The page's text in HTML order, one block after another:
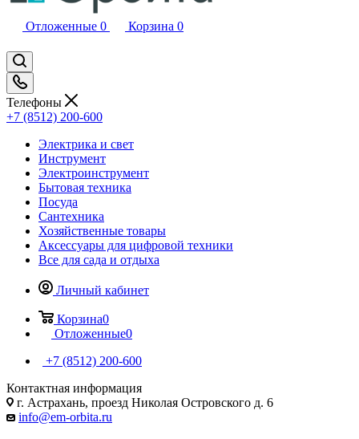
Отложенные 0 Корзина 0
Телефоны
+7 (8512) 200-600
Электрика и свет
Инструмент
Электроинструмент
Бытовая техника
Посуда
Сантехника
Хозяйственные товары
Аксессуары для цифровой техники
Все для сада и отдыха
Личный кабинет
Корзина0
Отложенные0
+7 (8512) 200-600
Контактная информация
г. Астрахань, проезд Николая Островского д. 6
info@em-orbita.ru